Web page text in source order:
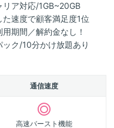
リア対応/1GB~20GB
た速度で顧客満足度1位
用期間／解約金なし！
ック/10分かけ放題あり
通信速度
高速バースト機能